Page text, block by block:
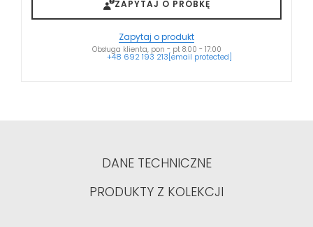
ZAPYTAJ O PRÓBKĘ
Zapytaj o produkt
Obsługa klienta, pon - pt 8:00 - 17:00
+48 692 193 213[email protected]
DANE TECHNICZNE
PRODUKTY Z KOLEKCJI